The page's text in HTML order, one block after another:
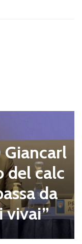
del calc
da
vivai”